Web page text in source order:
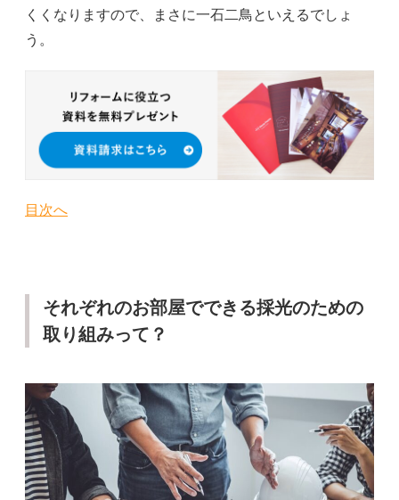
くくなりますので、まさに一石二鳥といえるでしょ
う。
目次へ
それぞれのお部屋でできる採光のための
取り組みって？